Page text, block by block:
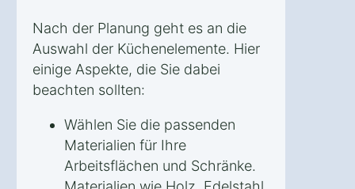
Nach der Planung geht es an die
Auswahl der Küchenelemente. Hier
einige Aspekte, die Sie dabei
beachten sollten:
Wählen Sie die passenden
Materialien für Ihre
Arbeitsflächen und Schränke.